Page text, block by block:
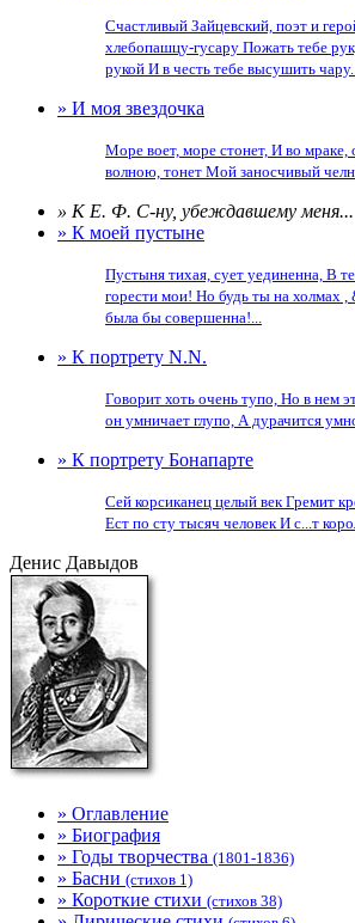
Счастливый Зайцевский, поэт и
хлебопашцу-гусару Пожать тебе
рукой И в честь тебе высушить
» И моя звездочка
Море воет, море стонет, И во
волною, тонет Мой заносчивый
» К Е. Ф. С-ну, убеждавшему меня...
» К моей пустыне
Пустыня тихая, сует уединенна, В
горести мои! Но будь ты на холмах ,
была бы совершенна!...
» К портрету N.N.
Говорит хоть очень тупо, Но в нем
он умничает глупо, А дурачится
» К портрету Бонапарте
Сей корсиканец целый век Гремит
Ест по сту тысяч человек И с...т
Денис Давыдов
» Оглавление
» Биография
» Годы творчества (1801-1836)
» Басни (стихов 1)
» Короткие стихи (стихов 38)